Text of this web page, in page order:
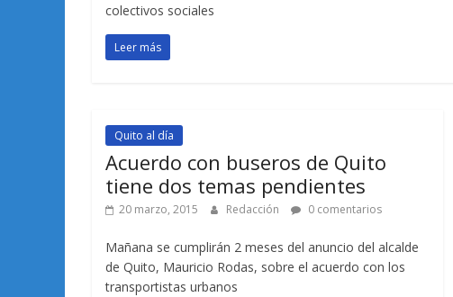
colectivos sociales
Leer más
Quito al día
Acuerdo con buseros de Quito
tiene dos temas pendientes
20 marzo, 2015 Redacción 0 comentarios
Mañana se cumplirán 2 meses del anuncio del alcalde
de Quito, Mauricio Rodas, sobre el acuerdo con los
transportistas urbanos